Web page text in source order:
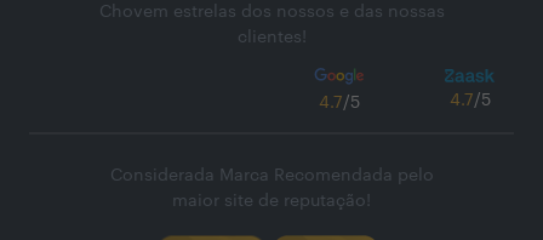
Chovem estrelas dos nossos e das nossas
clientes!
4.7/5 4.7/5
Considerada Marca Recomendada pelo
maior site de reputação!